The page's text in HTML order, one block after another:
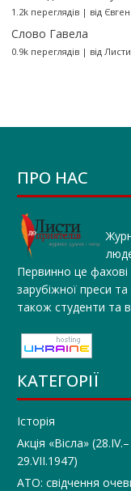
1.2k переглядів| від
Слово Гавела
0.9k переглядів| від
ПРО НАС
Первинно це фахові
зарубіжної преси
також студенти та
КАТЕГОРІЇ
Історія
Акція «Вісла» (28.IV.–
29.VII.1947)
АТО: свідчення